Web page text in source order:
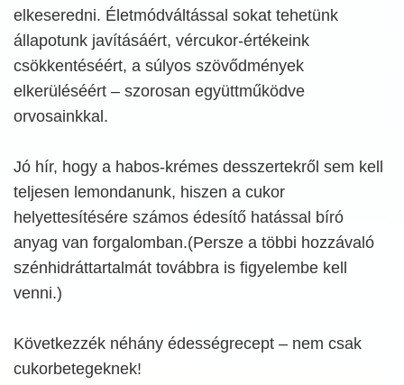
elkeseredni. Életmódváltással sokat tehetünk
állapotunk javításáért, vércukor-értékeink
csökkentéséért, a súlyos szövődmények
elkerüléséért – szorosan együttműködve
orvosainkkal.
Jó hír, hogy a habos-krémes desszertekről sem kell
teljesen lemondanunk, hiszen a cukor
helyettesítésére számos édesítő hatással bíró
anyag van forgalomban.(Persze a többi hozzávaló
szénhidráttartalmát továbbra is figyelembe kell
venni.)
Következzék néhány édességrecept – nem csak
cukorbetegeknek!